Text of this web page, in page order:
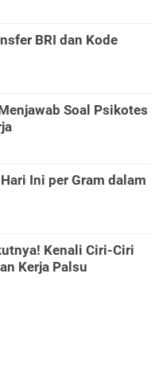
BRI dan Kode
Soal Psikotes
Ini per Gram dalam
Kenali Ciri-Ciri
Kerja Palsu